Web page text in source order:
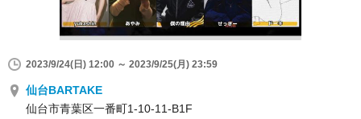
2023/9/24(日) 12:00 ～ 2023/9/25(月) 23:59
仙台BARTAKE
仙台市青葉区一番町1-10-11-B1F